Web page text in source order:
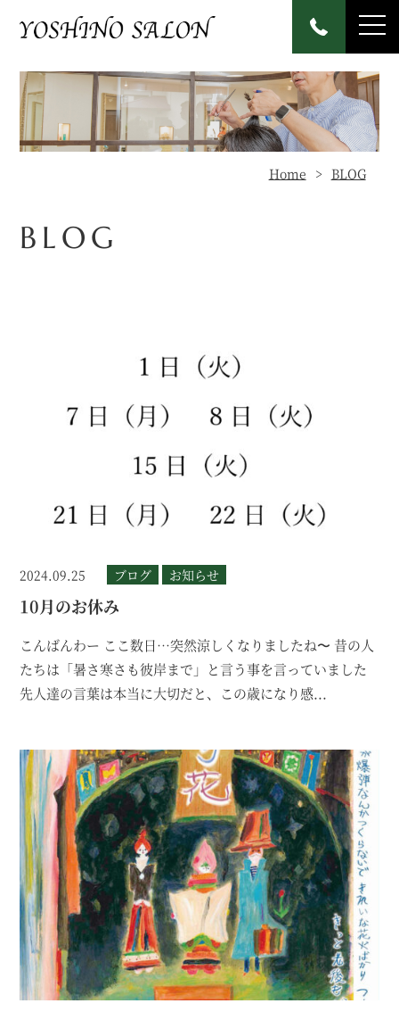
Home BLOG
BLOG
2024.09.25 ブログ お知らせ
10月のお休み
こんばんわー ここ数日…突然涼しくなりましたね〜 昔の人
たちは「暑さ寒さも彼岸まで」と言う事を言っていました
先人達の言葉は本当に大切だと、この歳になり感...